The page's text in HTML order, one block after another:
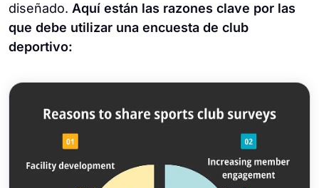
diseñado. Aquí están las razones clave por las
que debe utilizar una encuesta de club
deportivo: